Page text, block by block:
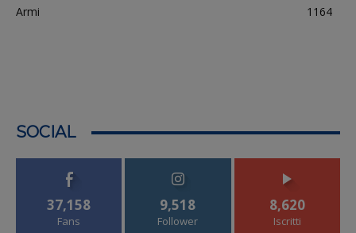
Armi
1164
SOCIAL
37,158
Fans
9,518
Follower
8,620
Iscritti